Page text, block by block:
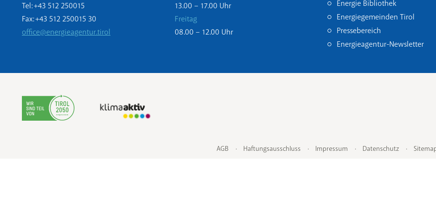
Tel: +43 512 250015
Fax: +43 512 250015 30
office@energieagentur.tirol
13.00 – 17.00 Uhr
Freitag
08.00 – 12.00 Uhr
Energie Bibliothek
Energiegemeinden Tirol
Pressebereich
Energieagentur-Newsletter
AGB Haftungsausschluss Impressum Datenschutz